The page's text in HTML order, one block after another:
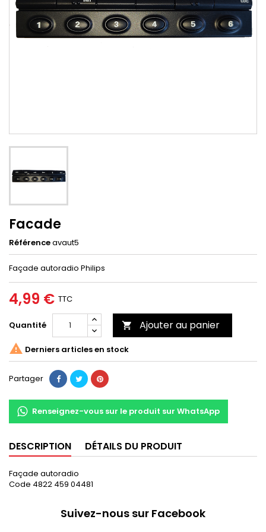
Facade
Référenceavaut5
Façade autoradio Philips
4,99 € TTC
Quantité  Ajouter au panier
 Derniers articles en stock
Partager
Renseignez-vous sur le produit sur WhatsApp
DESCRIPTION DÉTAILS DU PRODUIT
Façade autoradio
Code 4822 459 04481
Suivez-nous sur Facebook